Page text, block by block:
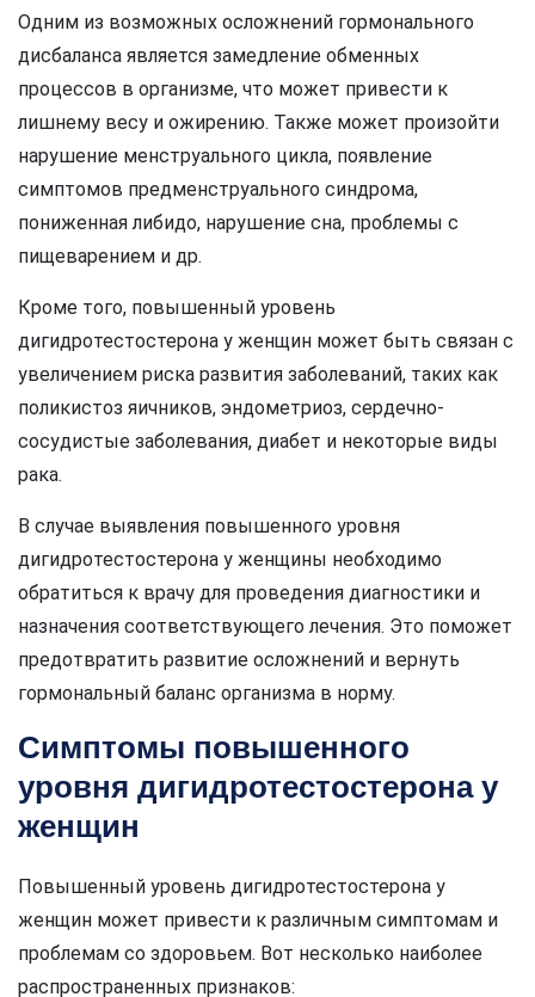
Одним из возможных осложнений гормонального
дисбаланса является замедление обменных
процессов в организме, что может привести к
лишнему весу и ожирению. Также может произойти
нарушение менструального цикла, появление
симптомов предменструального синдрома,
пониженная либидо, нарушение сна, проблемы с
пищеварением и др.
Кроме того, повышенный уровень
дигидротестостерона у женщин может быть связан с
увеличением риска развития заболеваний, таких как
поликистоз яичников, эндометриоз, сердечно-
сосудистые заболевания, диабет и некоторые виды
рака.
В случае выявления повышенного уровня
дигидротестостерона у женщины необходимо
обратиться к врачу для проведения диагностики и
назначения соответствующего лечения. Это поможет
предотвратить развитие осложнений и вернуть
гормональный баланс организма в норму.
Симптомы повышенного
уровня дигидротестостерона у
женщин
Повышенный уровень дигидротестостерона у
женщин может привести к различным симптомам и
проблемам со здоровьем. Вот несколько наиболее
распространенных признаков: